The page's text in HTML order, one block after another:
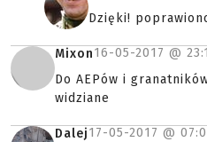
Dzięki!
Mixon16-05-2017 @
Do AEPów i
widziane
Dalej17-05-2017 @